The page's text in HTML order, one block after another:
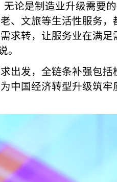
无论是制造业升级需要
、文旅等生活性服务
求转，让服务业在满足
。
出发，全链条补强包
中国经济转型升级筑